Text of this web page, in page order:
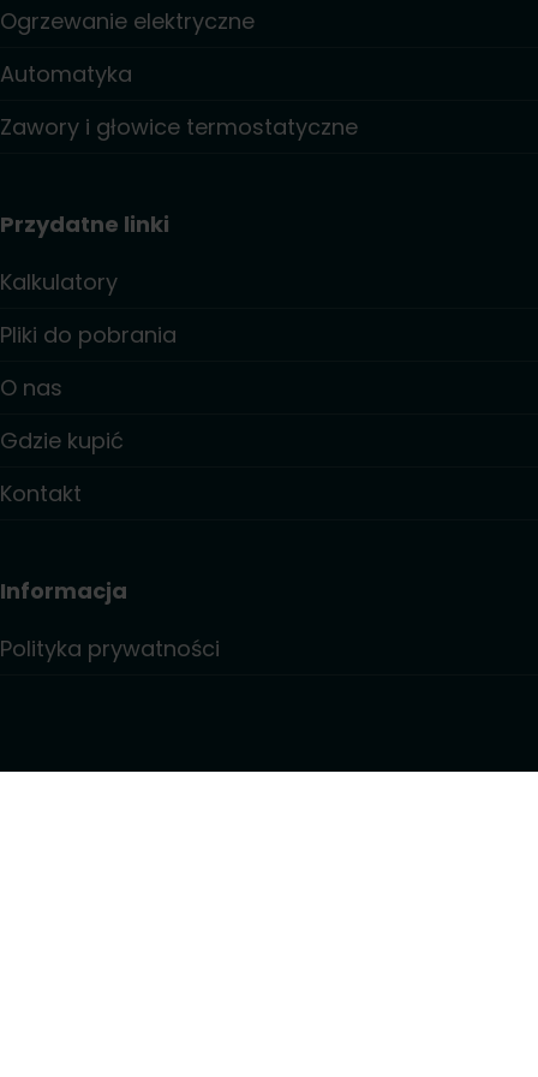
Ogrzewanie elektryczne
Automatyka
Zawory i głowice termostatyczne
Przydatne linki
Kalkulatory
Pliki do pobrania
O nas
Gdzie kupić
Kontakt
Informacja
Polityka prywatności